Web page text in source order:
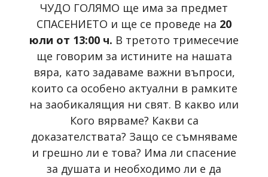
ЧУДО ГОЛЯМО ще има за предмет
СПАСЕНИЕТО и ще се проведе на 20
юли от 13:00 ч. В третото тримесечие
ще говорим за истините на нашата
вяра, като задаваме важни въпроси,
които са особено актуални в рамките
на заобикалящия ни свят. В какво или
Кого вярваме? Какви са
доказателствата? Защо се съмняваме
и грешно ли е това? Има ли спасение
за душата и необходимо ли е да